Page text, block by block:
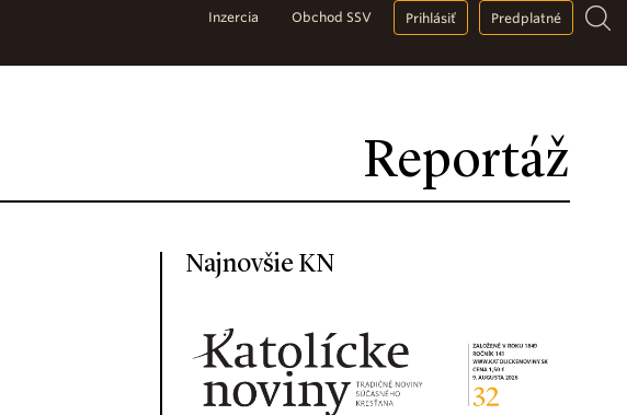
Reportáž
Inzercia Obchod SSV Prihlásiť Predplatné
Najnovšie KN